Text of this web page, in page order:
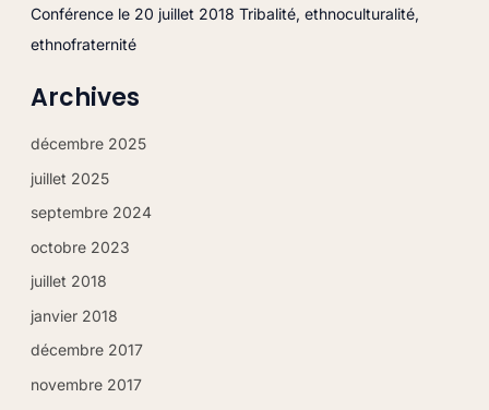
actuellement en cours d'évolution pour
vous offrir une meilleure expérience.
rConférence le 20 juillet 2018 Tribalité, ethnoculturalité,
ethnofraternité
Archives
décembre 2025
juillet 2025
septembre 2024
octobre 2023
juillet 2018
janvier 2018
décembre 2017
novembre 2017